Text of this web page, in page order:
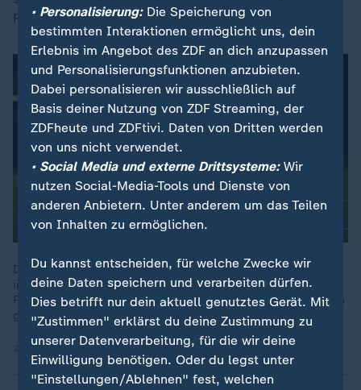
Rolle schon bei wichtigen Liga-Meetings dabei.
Die Kelkheim Lizzards zählen zu den besten deutschen Klubs
im Flag Football. Die kontaktlose Variante des American
Football ist nicht weniger fordernd - und wird auch von Frauen
gespielt. 2028 ist Flag Football olympisch.
22.10.2025 | 2:14 min
• Personalisierung:Die Speicherung von
bestimmten Interaktionen ermöglicht uns, dein
Erlebnis im Angebot des ZDF an dich anzupassen
und Personalisierungsfunktionen anzubieten.
Dabei personalisieren wir ausschließlich auf
Basis deiner Nutzung von ZDF Streaming, der
ZDFheute und ZDFtivi. Daten von Dritten werden
von uns nicht verwendet.
• Social Media und externe Drittsysteme:Wir
nutzen Social-Media-Tools und Dienste von
anderen Anbietern. Unter anderem um das Teilen
von Inhalten zu ermöglichen.
Du kannst entscheiden, für welche Zwecke wir
deine Daten speichern und verarbeiten dürfen.
Dies betrifft nur dein aktuell genutztes Gerät. Mit
"Zustimmen" erklärst du deine Zustimmung zu
unserer Datenverarbeitung, für die wir deine
Einwilligung benötigen. Oder du legst unter
"Einstellungen/Ablehnen" fest, welchen